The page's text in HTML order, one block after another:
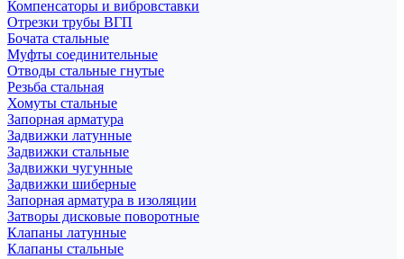
Компенсаторы и вибровставки
Отрезки трубы ВГП
Бочата стальные
Муфты соединительные
Отводы стальные гнутые
Резьба стальная
Хомуты стальные
Запорная арматура
Задвижки латунные
Задвижки стальные
Задвижки чугунные
Задвижки шиберные
Запорная арматура в изоляции
Затворы дисковые поворотные
Клапаны латунные
Клапаны стальные